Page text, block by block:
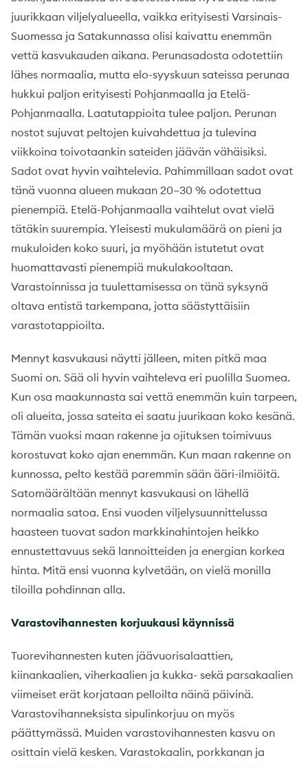
juurikkaan viljelyalueella, vaikka erityisesti Varsinais-
Suomessa ja Satakunnassa olisi kaivattu enemmän
vettä kasvukauden aikana. Perunasadosta odotettiin
lähes normaalia, mutta elo-syyskuun sateissa perunaa
hukkui paljon erityisesti Pohjanmaalla ja Etelä-
Pohjanmaalla. Laatutappioita tulee paljon. Perunan
nostot sujuvat peltojen kuivahdettua ja tulevina
viikkoina toivotaankin sateiden jäävän vähäisiksi.
Sadot ovat hyvin vaihtelevia. Pahimmillaan sadot ovat
tänä vuonna alueen mukaan 20–30 % odotettua
pienempiä. Etelä-Pohjanmaalla vaihtelut ovat vielä
tätäkin suurempia. Yleisesti mukulamäärä on pieni ja
mukuloiden koko suuri, ja myöhään istutetut ovat
huomattavasti pienempiä mukulakooltaan.
Varastoinnissa ja tuulettamisessa on tänä syksynä
oltava entistä tarkempana, jotta säästyttäisiin
varastotappioilta.
Mennyt kasvukausi näytti jälleen, miten pitkä maa
Suomi on. Sää oli hyvin vaihteleva eri puolilla Suomea.
Kun osa maakunnasta sai vettä enemmän kuin tarpeen,
oli alueita, jossa sateita ei saatu juurikaan koko kesänä.
Tämän vuoksi maan rakenne ja ojituksen toimivuus
korostuvat koko ajan enemmän. Kun maan rakenne on
kunnossa, pelto kestää paremmin sään ääri-ilmiöitä.
Satomäärältään mennyt kasvukausi on lähellä
normaalia satoa. Ensi vuoden viljelysuunnittelussa
haasteen tuovat sadon markkinahintojen heikko
ennustettavuus sekä lannoitteiden ja energian korkea
hinta. Mitä ensi vuonna kylvetään, on vielä monilla
tiloilla pohdinnan alla.
Varastovihannesten korjuukausi käynnissä
Tuorevihannesten kuten jäävuorisalaattien,
kiinankaalien, viherkaalien ja kukka- sekä parsakaalien
viimeiset erät korjataan pelloilta näinä päivinä.
Varastovihanneksista sipulinkorjuu on myös
päättymässä. Muiden varastovihannesten kasvu on
osittain vielä kesken. Varastokaalin, porkkanan ja